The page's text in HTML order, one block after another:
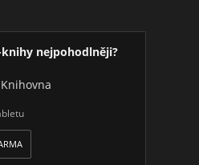
nejpohodlněji?